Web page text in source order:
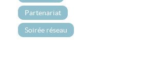
Partenariat
Soirée réseau